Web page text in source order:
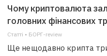
Чому криптовалюта
головних фінансових
Статті • БОРГ-review
Ще нещодавно крипта